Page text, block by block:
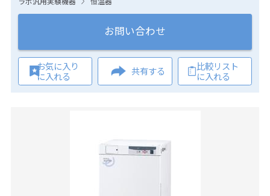
お問い合わせ
お気に入り
に入れる
共有する
比較リスト
に入れる